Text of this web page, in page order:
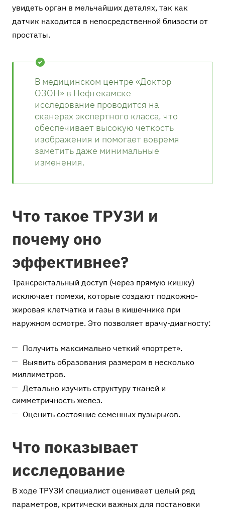
увидеть орган в мельчайших деталях, так как
датчик находится в непосредственной близости от
простаты.
В медицинском центре «Доктор
ОЗОН» в Нефтекамске
исследование проводится на
сканерах экспертного класса, что
обеспечивает высокую четкость
изображения и помогает вовремя
заметить даже минимальные
изменения.
Что такое ТРУЗИ и
почему оно
эффективнее?
Трансректальный доступ (через прямую кишку)
исключает помехи, которые создают подкожно-
жировая клетчатка и газы в кишечнике при
наружном осмотре. Это позволяет врачу-диагносту:
Получить максимально четкий «портрет».
Выявить образования размером в несколько
миллиметров.
Детально изучить структуру тканей и
симметричность желез.
Оценить состояние семенных пузырьков.
Что показывает
исследование
В ходе ТРУЗИ специалист оценивает целый ряд
параметров, критически важных для постановки